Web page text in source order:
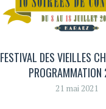
FESTIVAL DES VIEILLES
21 mai 2021